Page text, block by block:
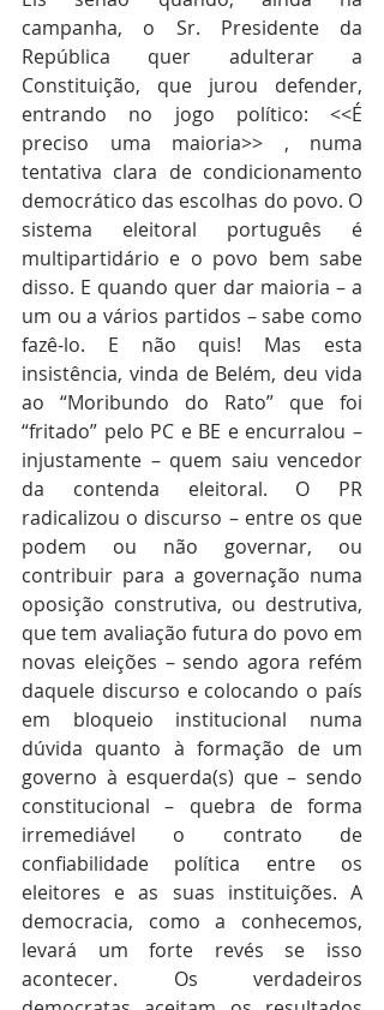
campanha, o Sr. Presidente da
República quer adulterar a
Constituição, que jurou defender,
entrando no jogo político: <<É
preciso uma maioria>> , numa
tentativa clara de condicionamento
democrático das escolhas do povo. O
sistema eleitoral português é
multipartidário e o povo bem sabe
disso. E quando quer dar maioria – a
um ou a vários partidos – sabe como
fazê-lo. E não quis! Mas esta
insistência, vinda de Belém, deu vida
ao “Moribundo do Rato” que foi
“fritado” pelo PC e BE e encurralou –
injustamente – quem saiu vencedor
da contenda eleitoral. O PR
radicalizou o discurso – entre os que
podem ou não governar, ou
contribuir para a governação numa
oposição construtiva, ou destrutiva,
que tem avaliação futura do povo em
novas eleições – sendo agora refém
daquele discurso e colocando o país
em bloqueio institucional numa
dúvida quanto à formação de um
governo à esquerda(s) que – sendo
constitucional – quebra de forma
irremediável o contrato de
confiabilidade política entre os
eleitores e as suas instituições. A
democracia, como a conhecemos,
levará um forte revés se isso
acontecer. Os verdadeiros